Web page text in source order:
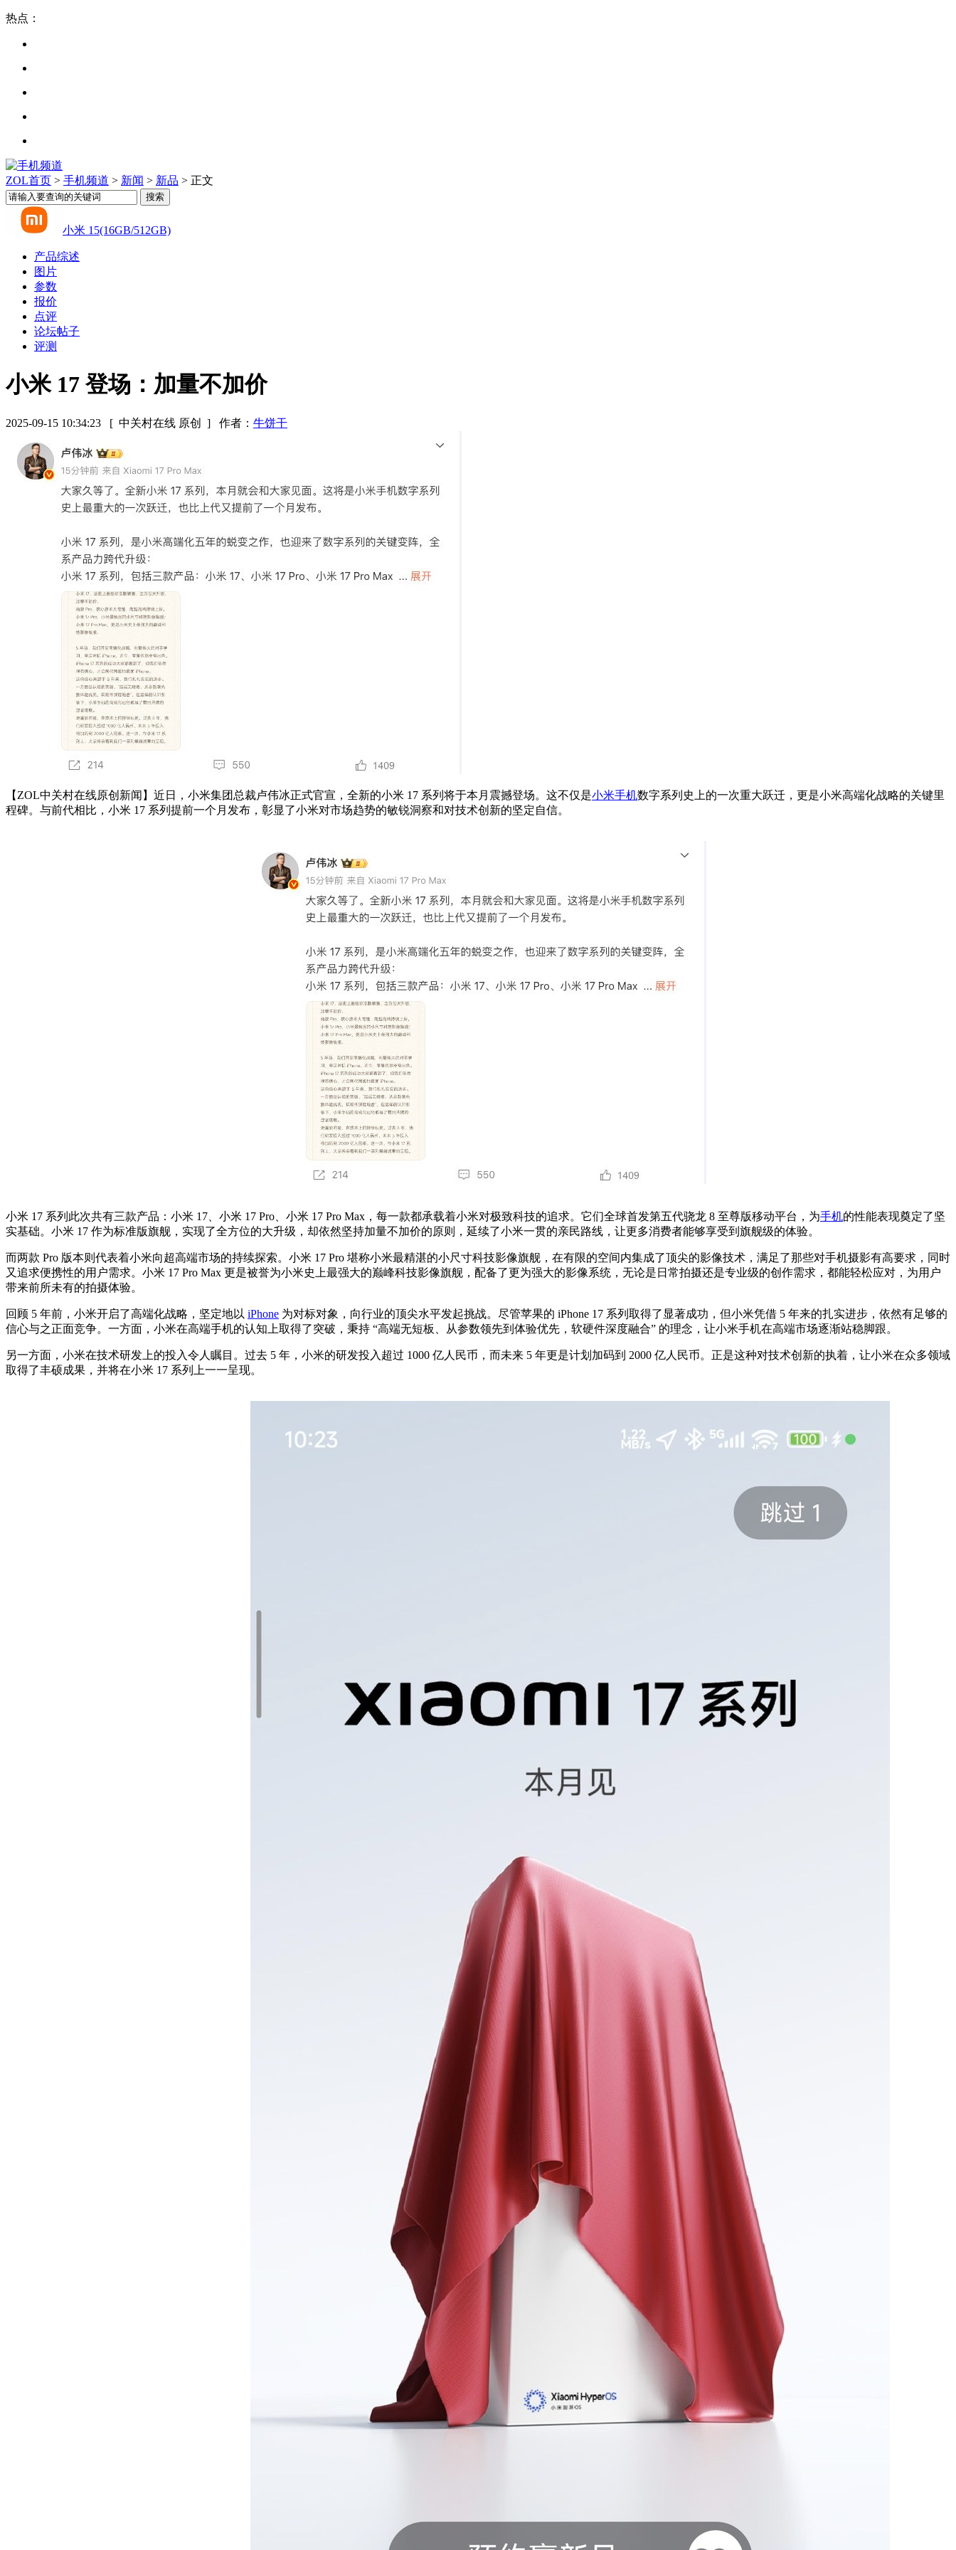
热点：
ZOL首页 > 手机频道 > 新闻 > 新品 > 正文
小米 15(16GB/512GB)
产品综述
图片
参数
报价
点评
论坛帖子
评测
小米 17 登场：加量不加价
2025-09-15 10:34:23 [ 中关村在线 原创 ] 作者： 牛饼干
【ZOL中关村在线原创新闻】近日，小米集团总裁卢伟冰正式官宣，全新的小米 17 系列将于本月震撼登场。这不仅是小米手机数字系列史上的一次重大跃迁，更是小米高端化战略的关键里
程碑。与前代相比，小米 17 系列提前一个月发布，彰显了小米对市场趋势的敏锐洞察和对技术创新的坚定自信。
小米 17 系列此次共有三款产品：小米 17、小米 17 Pro、小米 17 Pro Max，每一款都承载着小米对极致科技的追求。它们全球首发第五代骁龙 8 至尊版移动平台，为手机的性能表现奠定了坚
实基础。小米 17 作为标准版旗舰，实现了全方位的大升级，却依然坚持加量不加价的原则，延续了小米一贯的亲民路线，让更多消费者能够享受到旗舰级的体验。
而两款 Pro 版本则代表着小米向超高端市场的持续探索。小米 17 Pro 堪称小米最精湛的小尺寸科技影像旗舰，在有限的空间内集成了顶尖的影像技术，满足了那些对手机摄影有高要求，同时
又追求便携性的用户需求。小米 17 Pro Max 更是被誉为小米史上最强大的巅峰科技影像旗舰，配备了更为强大的影像系统，无论是日常拍摄还是专业级的创作需求，都能轻松应对，为用户
带来前所未有的拍摄体验。
回顾 5 年前，小米开启了高端化战略，坚定地以 iPhone 为对标对象，向行业的顶尖水平发起挑战。尽管苹果的 iPhone 17 系列取得了显著成功，但小米凭借 5 年来的扎实进步，依然有足够的
信心与之正面竞争。一方面，小米在高端手机的认知上取得了突破，秉持 “高端无短板、从参数领先到体验优先，软硬件深度融合” 的理念，让小米手机在高端市场逐渐站稳脚跟。
另一方面，小米在技术研发上的投入令人瞩目。过去 5 年，小米的研发投入超过 1000 亿人民币，而未来 5 年更是计划加码到 2000 亿人民币。正是这种对技术创新的执着，让小米在众多领域
取得了丰硕成果，并将在小米 17 系列上一一呈现。